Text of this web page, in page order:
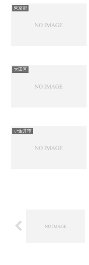
東京都
大田区
小金井市